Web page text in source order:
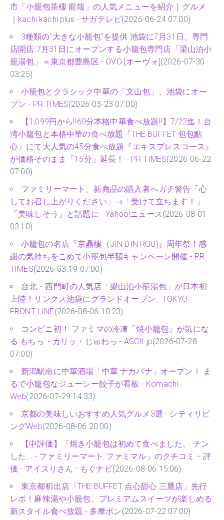
市「小籠包茶樓 龍哉」の人気メニューを紹介｜グルメ
｜kachi kachi plus - サガテレビ(2026-06-24 07:00)
3種類の”大きな小籠包”を提供 池袋に7月31日、専門
店開店 7月31日にオープンする小籠包専門店「梁山泊小
籠湯包」＝東京都豊島区 - OVO [オーヴォ] (2026-07-30
03:25)
小籠包とクラシック中華の「文山包」、池袋にオー
プン - PR TIMES(2026-03-23 07:00)
【1,099円から‼60分本格中華食べ放題‼】7/22迄！台
湾小籠包と本格中華の食べ放題『THE BUFFET 包包點
心』にて大人気の45分食べ放題『エキスプレスコース』
が価格そのまま「15分」延長！ - PR TIMES(2026-06-22
07:00)
ファミリーマート、新商品の購入者へガチ警告「心
してお召し上がりください」→「受けて立ちます！」
「美味しそう」と話題に - Yahoo!ニュース(2026-08-01
03:10)
小籠包の名店『京鼎樓（JIN DIN ROU)』周年祭！感
謝の気持ちをこめて小籠包半額キャンペーン開催 - PR
TIMES(2026-03-19 07:00)
台北・西門町の人気店「梁山泊小籠湯包」が日本初
上陸！リンクス池袋にグランドオープン - TOKYO
FRONT LINE(2026-08-06 10:23)
コンビニ初！ ファミマの冷凍「焼小籠包」が気にな
る もちっ・カリッ・じゅわっ - ASCII.jp(2026-07-28
07:00)
新潟駅南に中華酒場「中華 ナカバナ」オープン！ ま
るで小籠包なジューシー餃子が看板 - Komachi
Web(2026-07-29 14:33)
京都の美味しいおすすめ人気グルメ3選 - シティリビ
ングWeb(2026-08-06 20:00)
【中評価】「焼き小籠包は初めて食べました。 チン
した... - ファミリーマート ファミマル」のクチコミ・評
価 - アイスりさん - もぐナビ(2026-08-06 15:06)
東京都初出店「THE BUFFET 点心甜心 三鷹店」先行
レポ！麻辣湯や小籠包、プレミアムスイーツが楽しめる
新スタイル食べ放題 - 多摩ポン(2026-07-22 07:00)